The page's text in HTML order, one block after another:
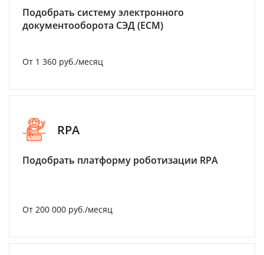
Подобрать систему электронного
документооборота СЭД (ECM)
От 1 360 руб./месяц
RPA
Подобрать платформу роботизации RPA
От 200 000 руб./месяц